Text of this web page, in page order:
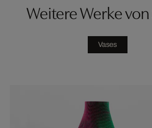
Weitere Werke
Vases